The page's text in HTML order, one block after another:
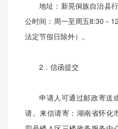
地址：新晃侗族自治县
公时间：周一至周五8:30－
法定节假日除外）。
2．信函提交
申请人可通过邮政寄送
请。来信请寄：湖南省怀化